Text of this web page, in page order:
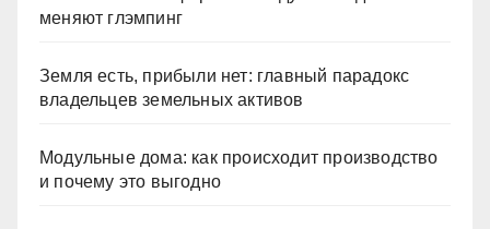
меняют глэмпинг
Земля есть, прибыли нет: главный парадокс
владельцев земельных активов
Модульные дома: как происходит производство
и почему это выгодно